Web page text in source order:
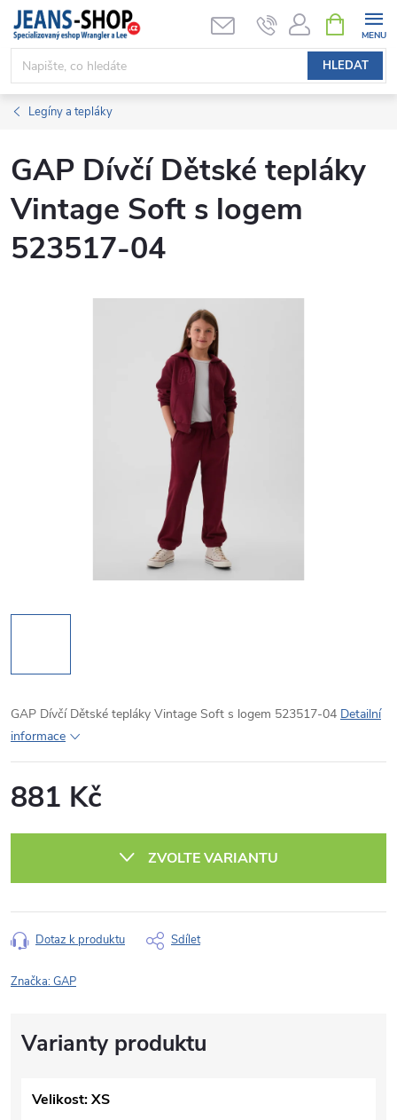
Přejít
obsah
HLEDAT
NÁKUPNÍ
KOŠÍK
Legíny a tepláky
GAP Dívčí Dětské tepláky
Vintage Soft s logem
523517-04
GAP Dívčí Dětské tepláky Vintage Soft s logem 523517-04 Detailní
informace
881 Kč
ZVOLTE VARIANTU
Dotaz k produktu Sdílet
Značka:GAP
Velikost: XS